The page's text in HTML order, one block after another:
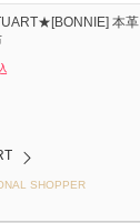
本革
SHOPPER